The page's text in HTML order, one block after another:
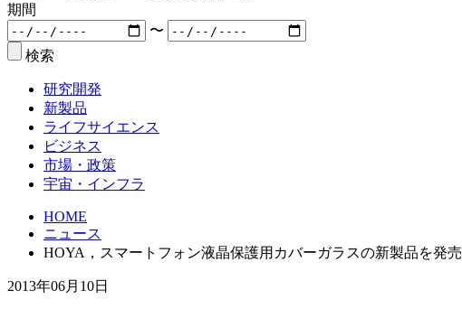
期間
〜
検索
研究開発
新製品
ライフサイエンス
ビジネス
市場・政策
宇宙・インフラ
HOME
ニュース
HOYA，スマートフォン液晶保護用カバーガラスの新製品を発売
2013年06月10日